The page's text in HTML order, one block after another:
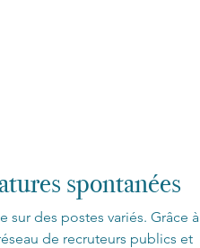
spontanées
sur des postes variés. Grâce à
de recruteurs publics et